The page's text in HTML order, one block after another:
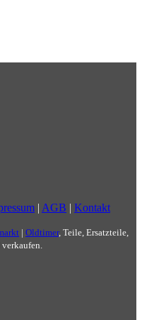
| AGB | Kontakt
| Oldtimer, Teile, Ersatzteile,